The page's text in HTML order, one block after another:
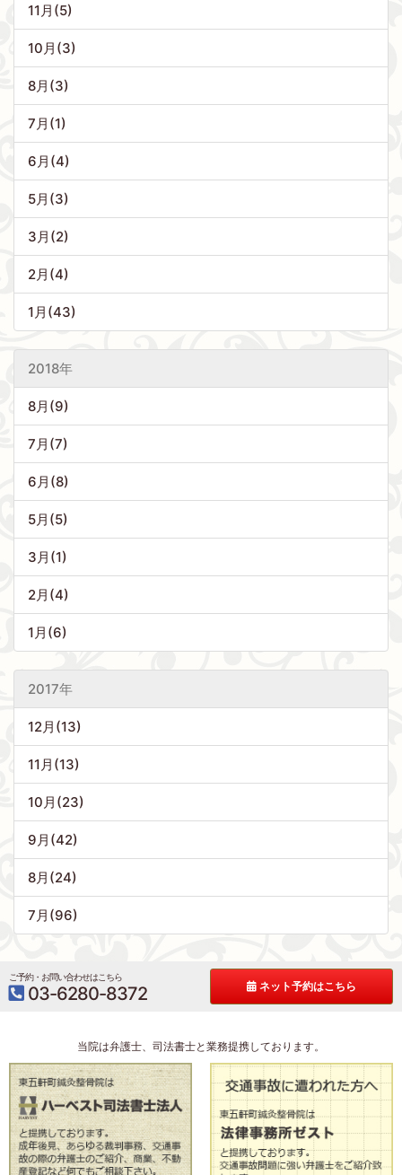
11月(5)
10月(3)
8月(3)
7月(1)
6月(4)
5月(3)
3月(2)
2月(4)
1月(43)
2018年
8月(9)
7月(7)
6月(8)
5月(5)
3月(1)
2月(4)
1月(6)
2017年
12月(13)
11月(13)
10月(23)
9月(42)
8月(24)
7月(96)
ご予約・お問い合わせはこちら
03-6280-8372 ネット予約はこちら
当院は弁護士、司法書士と業務提携しております。